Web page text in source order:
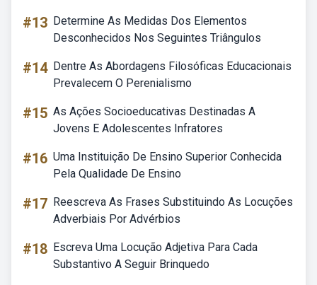
#13 Determine As Medidas Dos Elementos
Desconhecidos Nos Seguintes Triângulos
#14 Dentre As Abordagens Filosóficas Educacionais
Prevalecem O Perenialismo
#15 As Ações Socioeducativas Destinadas A
Jovens E Adolescentes Infratores
#16 Uma Instituição De Ensino Superior Conhecida
Pela Qualidade De Ensino
#17 Reescreva As Frases Substituindo As Locuções
Adverbiais Por Advérbios
#18 Escreva Uma Locução Adjetiva Para Cada
Substantivo A Seguir Brinquedo